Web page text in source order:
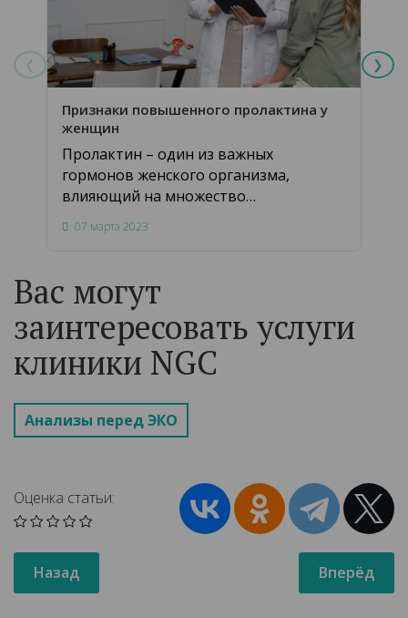
❮
Признаки повышенного пролактина у
женщин
Пролактин – один из важных
гормонов женского организма,
влияющий на множество
07 марта 2023
❯
Вас могут
заинтересовать услуги
клиники NGC
Анализы перед ЭКО
Оценка статьи:
Назад Вперёд